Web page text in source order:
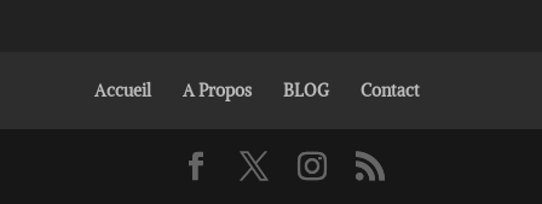
Accueil A Propos BLOG Contact